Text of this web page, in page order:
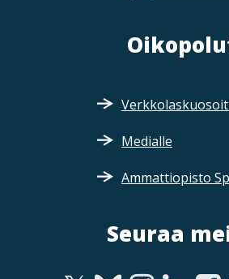
Medialle
Ammattiopisto
Seuraa